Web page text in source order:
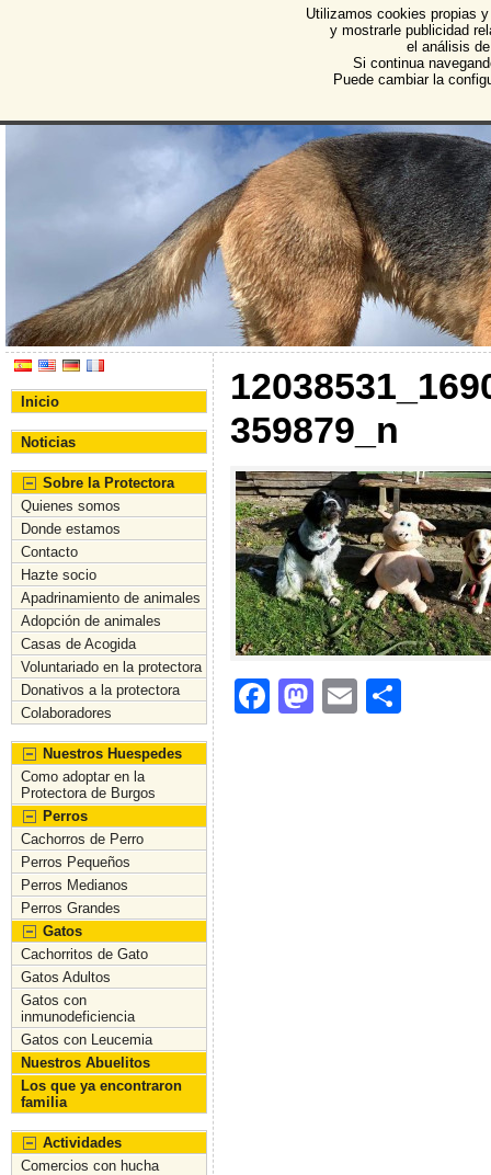
Protectora de Animales
Asociación Protectora de Animales y Plantas de
Inicio
Noticias
Sobre la Protectora
Quienes somos
Donde estamos
Contacto
Hazte socio
Apadrinamiento de animales
Adopción de animales
Casas de Acogida
Voluntariado en la protectora
Donativos a la protectora
Colaboradores
Nuestros Huespedes
Como adoptar en la
Protectora de Burgos
Perros
Cachorros de Perro
Perros Pequeños
Perros Medianos
Perros Grandes
Gatos
Cachorritos de Gato
Gatos Adultos
Gatos con
inmunodeficiencia
Gatos con Leucemia
Nuestros Abuelitos
Los que ya encontraron
familia
Actividades
Comercios con hucha
359879_n
F
M
E
Utilizamos cookies propias
y mostrarle publicidad
el análisis
Si continua
Puede cambiar la